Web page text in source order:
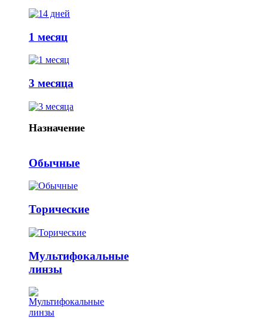
1 месяц
3 месяца
Назначение
Обычные
Торические
Мультифокальные
линзы